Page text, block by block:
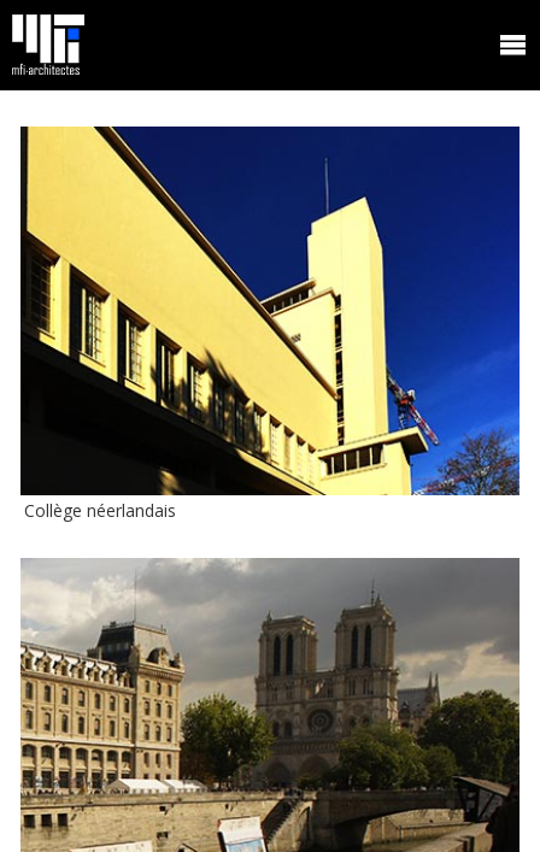
Collège néerlandais